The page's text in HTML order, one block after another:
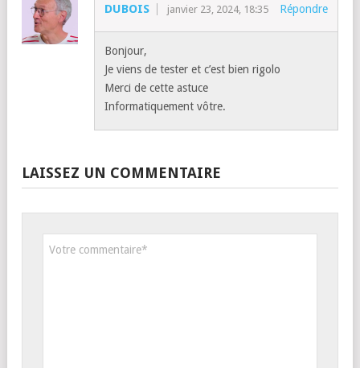
DUBOIS janvier 23, 2024, 18:35 Répondre
Bonjour,
Je viens de tester et c’est bien rigolo
Merci de cette astuce
Informatiquement vôtre.
LAISSEZ UN COMMENTAIRE